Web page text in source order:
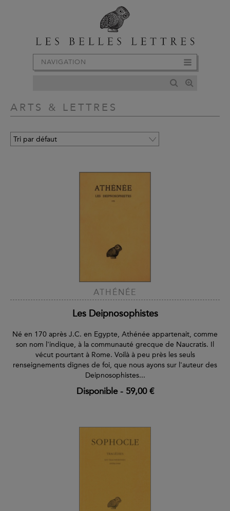
NAVIGATION
ARTS & LETTRES
ATHÉNÉE
Les Deipnosophistes
Né en 170 après J.C. en Egypte, Athénée appartenait, comme
son nom l'indique, à la communauté grecque de Naucratis. Il
vécut pourtant à Rome. Voilà à peu près les seuls
renseignements dignes de foi, que nous ayons sur l'auteur des
Deipnosophistes...
Disponible- 59,00 €